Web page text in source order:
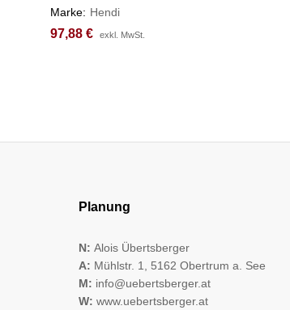
Marke: Hendi
97,88 € exkl. MwSt.
97,88 € exkl. MwSt.
Planung
N: Alois Übertsberger
A: Mühlstr. 1, 5162 Obertrum a. See
M: info@uebertsberger.at
W: www.uebertsberger.at